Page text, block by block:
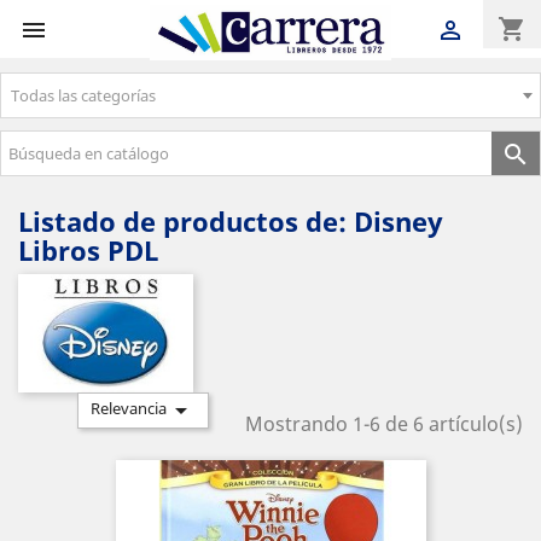
 shopping_cart

Envíos gratuitos a partir de 50€
Todas las categorías

Listado de productos de: Disney
Libros PDL
Relevancia  Mostrando 1-6 de 6 artículo(s)